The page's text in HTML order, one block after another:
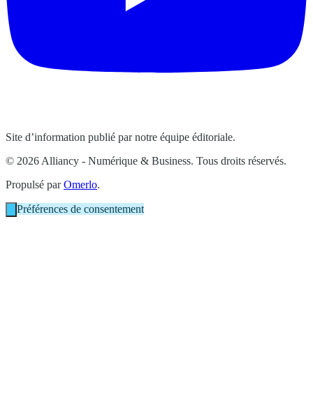
Site d’information publié par notre équipe éditoriale.
© 2026 Alliancy - Numérique & Business. Tous droits réservés.
Propulsé parOmerlo.
Préférences de consentement